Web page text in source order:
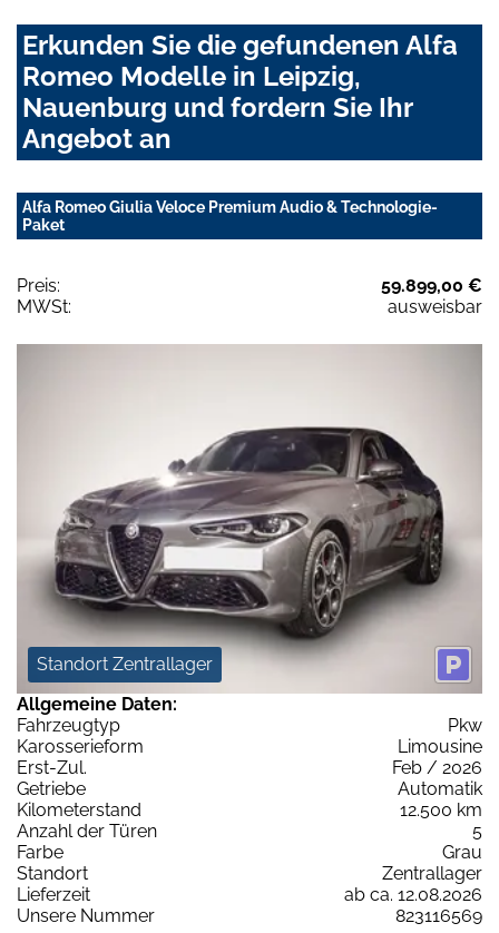
Erkunden Sie die gefundenen Alfa
Romeo Modelle in Leipzig,
Nauenburg und fordern Sie Ihr
Angebot an
Alfa Romeo Giulia Veloce Premium Audio & Technologie-
Paket
Preis:
59.899,00 €
MWSt:
ausweisbar
Standort Zentrallager
Allgemeine Daten:
Fahrzeugtyp
Pkw
Karosserieform
Limousine
Erst-Zul.
Feb / 2026
Getriebe
Automatik
Kilometerstand
12.500 km
Anzahl der Türen
5
Farbe
Grau
Standort
Zentrallager
Lieferzeit
ab ca. 12.08.2026
Unsere Nummer
823116569